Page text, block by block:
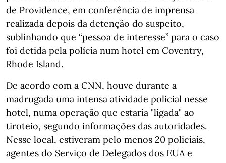
de Providence, em conferência de imprensa
realizada depois da detenção do suspeito,
sublinhando que “pessoa de interesse” para o caso
foi detida pela polícia num hotel em Coventry,
Rhode Island.
De acordo com a CNN, houve durante a
madrugada uma intensa atividade policial nesse
hotel, numa operação que estaria "ligada" ao
tiroteio, segundo informações das autoridades.
Nesse local, estiveram pelo menos 20 policiais,
agentes do Serviço de Delegados dos EUA e